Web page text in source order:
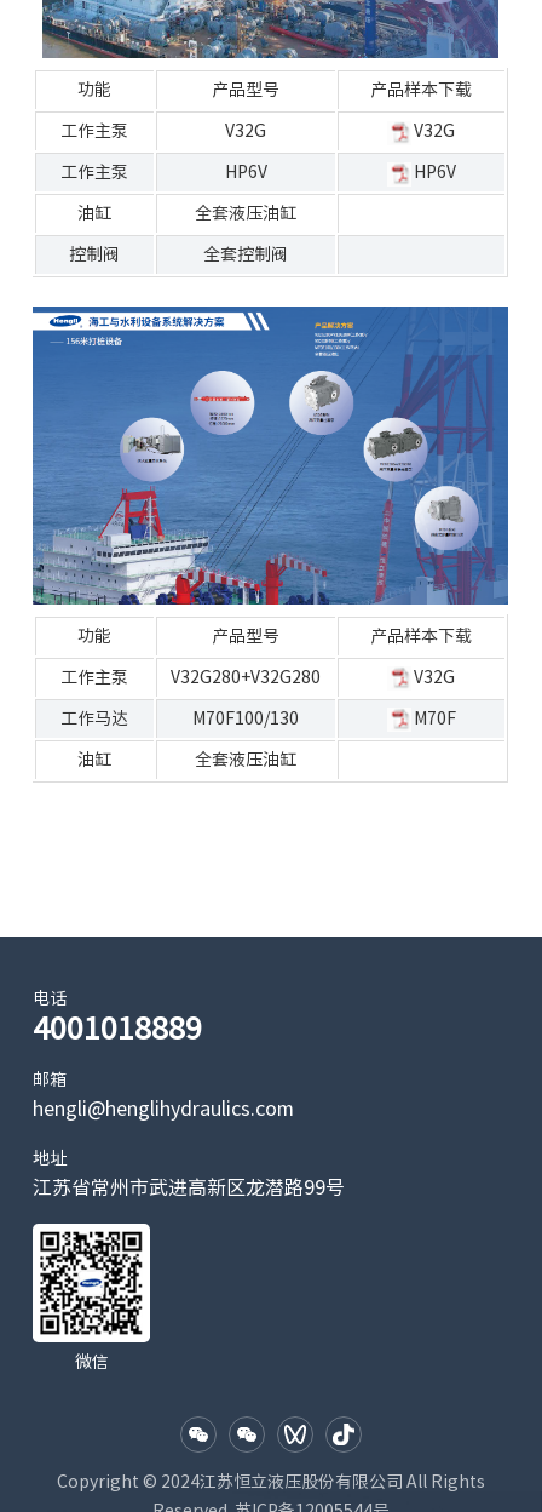
功能 产品型号 产品样本下载
工作主泵 V32G V32G
工作主泵 HP6V HP6V
油缸 全套液压油缸
控制阀 全套控制阀
功能 产品型号 产品样本下载
工作主泵 V32G280+V32G280 V32G
工作马达 M70F100/130 M70F
油缸 全套液压油缸
电话
4001018889
邮箱
hengli@henglihydraulics.com
地址
江苏省常州市武进高新区龙潜路99号
微信
Copyright © 2024江苏恒立液压股份有限公司 All Rights